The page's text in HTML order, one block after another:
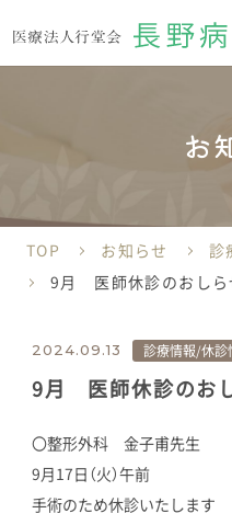
お
TOP お知らせ
診
9月 医師休診のおしら
2024.09.13 診療情報/休診
9月 医師休診のお
〇整形外科 金子甫先生
9月17日（火）午前
手術のため休診いたします